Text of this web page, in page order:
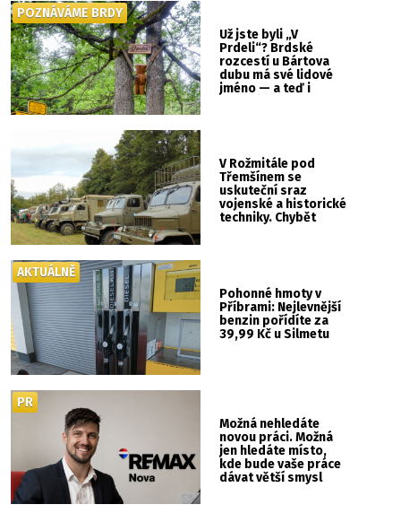
Už jste byli „V
Prdeli“? Brdské
rozcestí u Bártova
dubu má své lidové
jméno — a teď i
POZNÁVÁME BRDY
V Rožmitále pod
Třemšínem se
uskuteční sraz
vojenské a historické
techniky. Chybět
Pohonné hmoty v
Příbrami: Nejlevnější
benzin pořídíte za
39,99 Kč u Silmetu
AKTUÁLNĚ
Možná nehledáte
novou práci. Možná
jen hledáte místo,
kde bude vaše práce
dávat větší smysl
PR